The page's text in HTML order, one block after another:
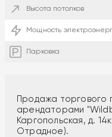
Высота потолков
Мощность
Парковка
Продажа торгового
арендаторами
Каргопольская, д.
Отрадное).